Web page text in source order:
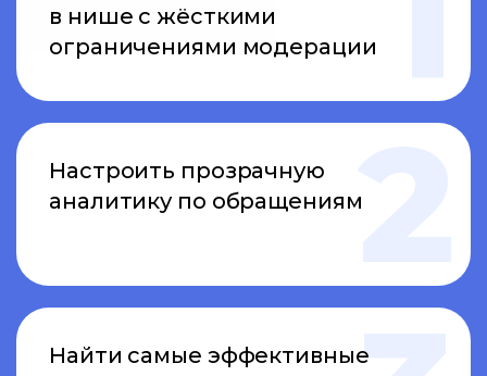
в нише с жёсткими
ограничениями модерации
Настроить прозрачную
аналитику по обращениям
Найти самые эффективные